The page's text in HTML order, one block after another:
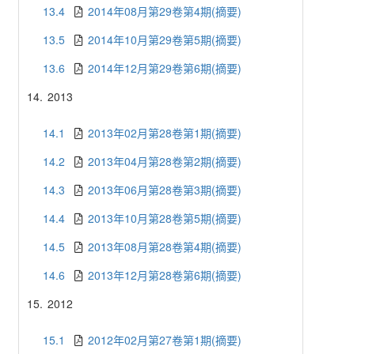
13.4
2014年08月第29卷第4期(摘要)
13.5
2014年10月第29卷第5期(摘要)
13.6
2014年12月第29卷第6期(摘要)
14. 2013
14.1
2013年02月第28卷第1期(摘要)
14.2
2013年04月第28卷第2期(摘要)
14.3
2013年06月第28卷第3期(摘要)
14.4
2013年10月第28卷第5期(摘要)
14.5
2013年08月第28卷第4期(摘要)
14.6
2013年12月第28卷第6期(摘要)
15. 2012
15.1 2012年02月第27卷第1期(摘要)